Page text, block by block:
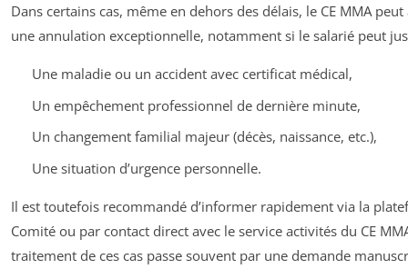
Dans certains cas, même en dehors des délais, le CE MMA peut
une annulation exceptionnelle, notamment si le salarié peut
Une maladie ou un accident avec certificat médical,
Un empêchement professionnel de dernière minute,
Un changement familial majeur (décès, naissance, etc.),
Une situation d’urgence personnelle.
Il est toutefois recommandé d’informer rapidement via la
Comité ou par contact direct avec le service activités du CE
traitement de ces cas passe souvent par une demande